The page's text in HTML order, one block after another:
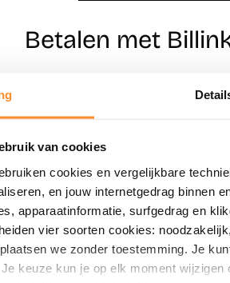
van cookies
cookies en vergelijkbare
en jouw internetgedrag binnen
apparaatinformatie, surfgedrag en
vier soorten cookies:
we zonder toestemming. Je
keuze kun je op elk moment
Betalen met